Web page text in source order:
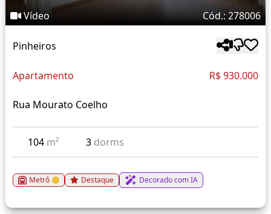
Vídeo Cód.: 278006
Pinheiros
Apartamento R$ 930.000
Rua Mourato Coelho
104 m² 3 dorms
Metrô Destaque Decorado com IA